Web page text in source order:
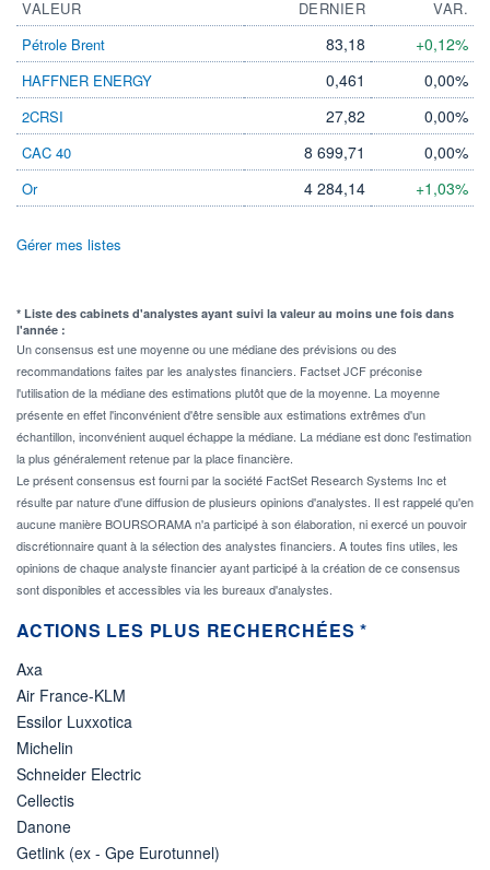
VALEUR DERNIER
VAR.
Pétrole Brent
83,18 +0,12%
HAFFNER ENERGY 0,461 0,00%
2CRSI 27,82 0,00%
CAC 40 8 699,71 0,00%
Or 4 284,14 +1,03%
Gérer mes listes
* Liste des cabinets d'analystes ayant suivi la valeur au moins une fois dans
l'année :
Un consensus est une moyenne ou une médiane des prévisions ou des
recommandations faites par les analystes financiers. Factset JCF préconise
l'utilisation de la médiane des estimations plutôt que de la moyenne. La moyenne
présente en effet l'inconvénient d'être sensible aux estimations extrêmes d'un
échantillon, inconvénient auquel échappe la médiane. La médiane est donc l'estimation
la plus généralement retenue par la place financière.
Le présent consensus est fourni par la société FactSet Research Systems Inc et
résulte par nature d'une diffusion de plusieurs opinions d'analystes. Il est rappelé qu'en
aucune manière BOURSORAMA n'a participé à son élaboration, ni exercé un pouvoir
discrétionnaire quant à la sélection des analystes financiers. A toutes fins utiles, les
opinions de chaque analyste financier ayant participé à la création de ce consensus
sont disponibles et accessibles via les bureaux d'analystes.
ACTIONS LES PLUS RECHERCHÉES *
Axa
Air France-KLM
Essilor Luxxotica
Michelin
Schneider Electric
Cellectis
Danone
Getlink (ex - Gpe Eurotunnel)